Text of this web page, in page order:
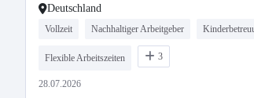
Deutschland
Vollzeit Nachhaltiger Arbeitgeber
Flexible Arbeitszeiten 3
28.07.2026